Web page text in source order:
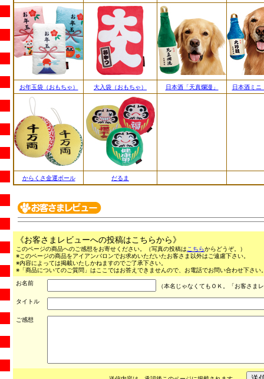
お年玉袋（おもちゃ） 大入袋（おもちゃ） 日本酒「天真爛漫」 日本酒ミニ
からくさ金運ボール だるま
《お客さまレビューへの投稿はこちらから》
このページの商品へのご感想をお寄せください。（写真の投稿は こちらからどうぞ。）
※このページの商品をアイアンバロンでお求めいただいたお客さま以外はご遠慮下さい。
※内容によっては掲載いたしかねますのでご了承下さい。
※「商品についてのご質問」はここではお答えできませんので、お電話でお問い合わせ下さ
お名前
（本名じゃなくてもＯＫ。「お客さま
タイトル
ご感想